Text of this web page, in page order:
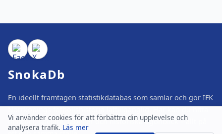
Vi använder cookies för att förbättra din upplevelse och
analysera trafik. Läs mer
SnokaDb
En ideellt framtagen statistikdatabas som samlar och gör IFK
Norrköpings fotbollshistoria lättillgänglig. Här kan du hitta
matcher, spelare, tabeller och historiska ögonblick – allt på